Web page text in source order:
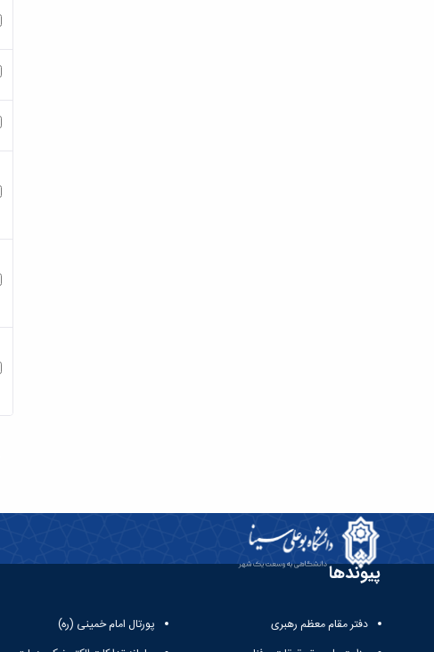
پیوندها
دفتر مقام معظم رهبری
پورتال امام خمینی (ره)